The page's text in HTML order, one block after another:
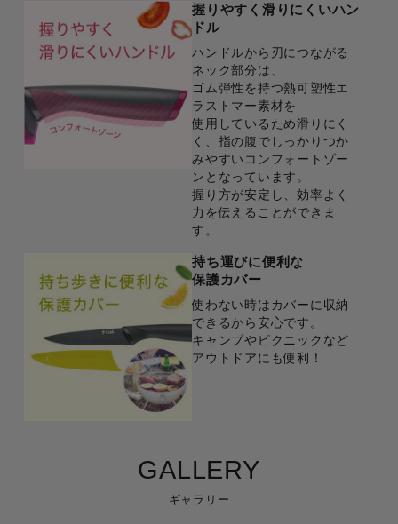
握りやすく滑りにくいハン
ドル
ハンドルから刃につながる
ネック部分は、
ゴム弾性を持つ熱可塑性エ
ラストマー素材を
使用しているため滑りにく
く、指の腹でしっかりつか
みやすいコンフォートゾー
ンとなっています。
握り方が安定し、効率よく
力を伝えることができま
す。
持ち運びに便利な
保護カバー
使わない時はカバーに収納
できるから安心です。
キャンプやピクニックなど
アウトドアにも便利！
ギャラリー
GALLERY